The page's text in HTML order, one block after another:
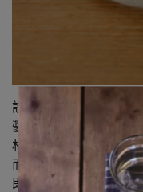
設計時，把研磨部分
醬油碟也行的尺寸。
材質雖然是陶土，但
而且就算碰觸到凸起
即使磨的食材越來越小